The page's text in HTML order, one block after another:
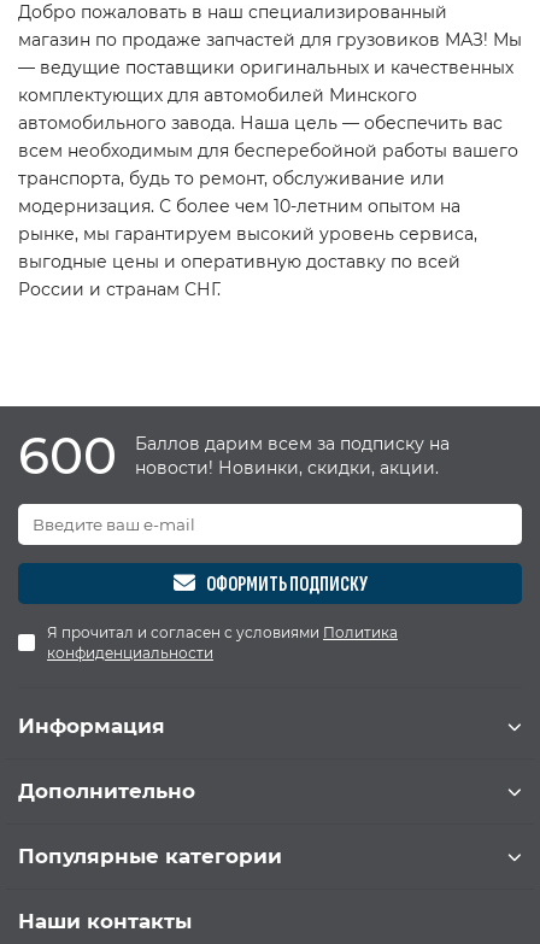
Добро пожаловать в наш специализированный
магазин по продаже запчастей для грузовиков МАЗ! Мы
— ведущие поставщики оригинальных и качественных
комплектующих для автомобилей Минского
автомобильного завода. Наша цель — обеспечить вас
всем необходимым для бесперебойной работы вашего
транспорта, будь то ремонт, обслуживание или
модернизация. С более чем 10-летним опытом на
рынке, мы гарантируем высокий уровень сервиса,
выгодные цены и оперативную доставку по всей
России и странам СНГ.
600
Баллов дарим всем за подписку на
новости! Новинки, скидки, акции.
ОФОРМИТЬ ПОДПИСКУ
Я прочитал и согласен с условиями Политика
конфиденциальности
Информация
Дополнительно
Популярные категории
Наши контакты